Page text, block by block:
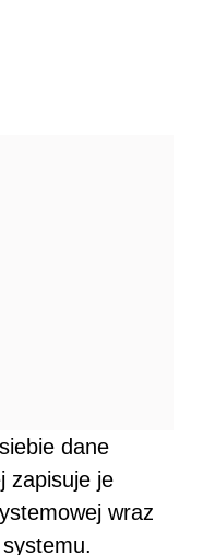
dane
zapisuje je
wraz